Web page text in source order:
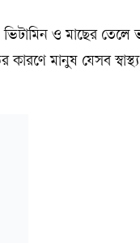
ও মাছের
মানুষ যেসব